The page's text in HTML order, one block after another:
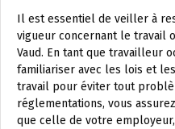
Il est essentiel de veiller à
vigueur concernant le travail
Vaud. En tant que travailleur
familiariser avec les lois et
travail pour éviter tout
réglementations, vous
que celle de votre